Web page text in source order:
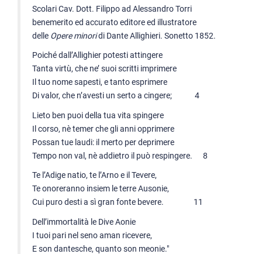
Scolari Cav. Dott. Filippo ad Alessandro Torri
benemerito ed accurato editore ed illustratore
delle Opere minoridi Dante Allighieri. Sonetto 1852.
Poiché dall’Allighier potesti attingere
Tanta virtù, che ne’ suoi scritti imprimere
Il tuo nome sapesti, e tanto esprimere
Di valor, che n’avesti un serto a cingere; 4
Lieto ben puoi della tua vita spingere
Il corso, nè temer che gli anni opprimere
Possan tue laudi: il merto per deprimere
Tempo non val, nè addietro il può respingere. 8
Te l’Adige natio, te l’Arno e il Tevere,
Te onoreranno insiem le terre Ausonie,
Cui puro desti a sì gran fonte bevere. 11
Dell’immortalità le Dive Aonie
I tuoi pari nel seno aman ricevere,
E son dantesche, quanto son meonie."